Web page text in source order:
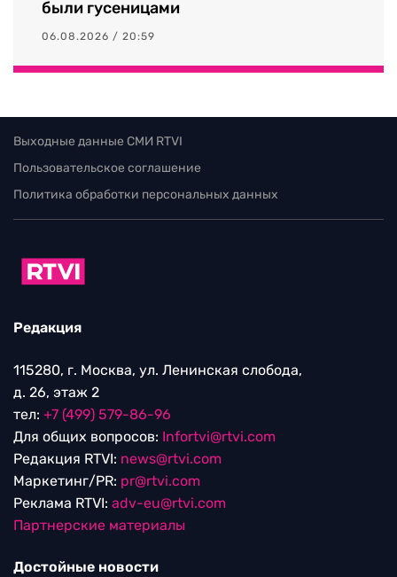
были гусеницами
06.08.2026 / 20:59
Выходные данные СМИ RTVI
Пользовательское соглашение
Политика обработки персональных данных
Редакция
115280, г. Москва, ул. Ленинская слобода,
д. 26, этаж 2
тел: +7 (499) 579-86-96
Для общих вопросов: Infortvi@rtvi.com
Редакция RTVI: news@rtvi.com
Маркетинг/PR: pr@rtvi.com
Реклама RTVI: adv-eu@rtvi.com
Партнерские материалы
Достойные новости